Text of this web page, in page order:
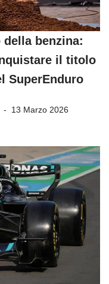
benzina:
il titolo
SuperEnduro
13 Marzo 2026